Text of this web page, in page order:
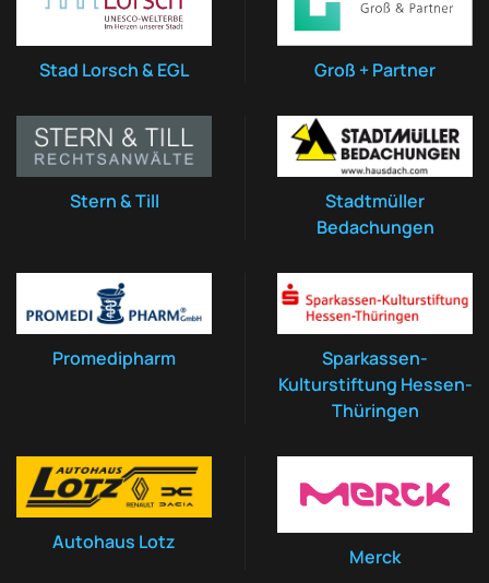
Stad Lorsch & EGL Groß + Partner
Stern & Till
Stadtmüller
Bedachungen
Promedipharm
Sparkassen-
Kulturstiftung Hessen-
Thüringen
Autohaus Lotz
Merck